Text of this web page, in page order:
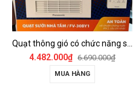
4.482.000₫ 6.690.000₫
MUA HÀNG